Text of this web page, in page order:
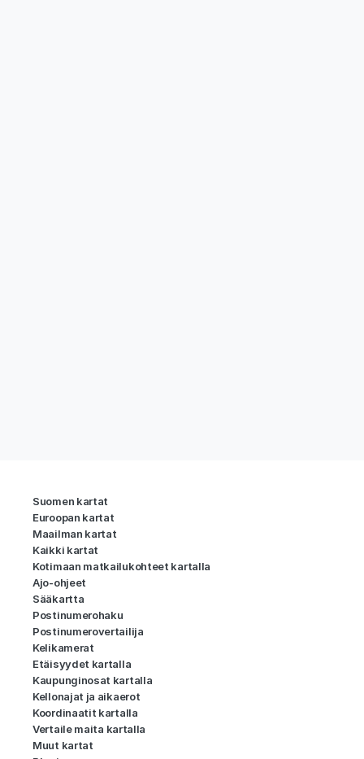
Suomen kartat
Euroopan kartat
Maailman kartat
Kaikki kartat
Kotimaan matkailukohteet kartalla
Ajo-ohjeet
Sääkartta
Postinumerohaku
Postinumerovertailija
Kelikamerat
Etäisyydet kartalla
Kaupunginosat kartalla
Kellonajat ja aikaerot
Koordinaatit kartalla
Vertaile maita kartalla
Muut kartat